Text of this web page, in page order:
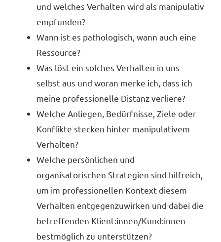
und welches Verhalten wird als manipulativ
empfunden?
Wann ist es pathologisch, wann auch eine
Ressource?
Was löst ein solches Verhalten in uns
selbst aus und woran merke ich, dass ich
meine professionelle Distanz verliere?
Welche Anliegen, Bedürfnisse, Ziele oder
Konflikte stecken hinter manipulativem
Verhalten?
Welche persönlichen und
organisatorischen Strategien sind hilfreich,
um im professionellen Kontext diesem
Verhalten entgegenzuwirken und dabei die
betreffenden Klient:innen/Kund:innen
bestmöglich zu unterstützen?